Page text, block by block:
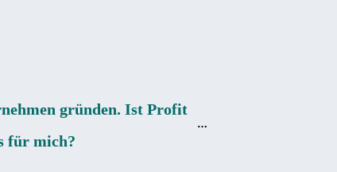
gründen. Ist Profit
für mich?